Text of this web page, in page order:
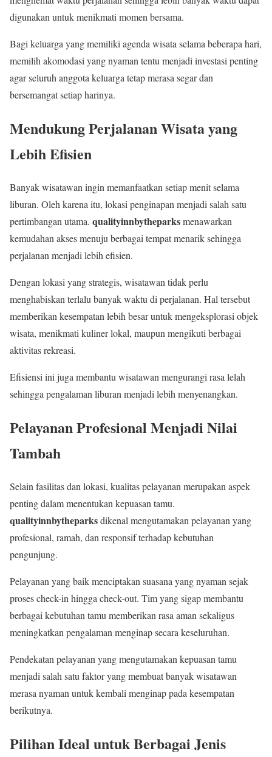
digunakan untuk menikmati momen bersama.
Bagi keluarga yang memiliki agenda wisata selama beberapa hari,
memilih akomodasi yang nyaman tentu menjadi investasi penting
agar seluruh anggota keluarga tetap merasa segar dan
bersemangat setiap harinya.
Mendukung Perjalanan Wisata yang
Lebih Efisien
Banyak wisatawan ingin memanfaatkan setiap menit selama
liburan. Oleh karena itu, lokasi penginapan menjadi salah satu
pertimbangan utama. qualityinnbytheparksmenawarkan
kemudahan akses menuju berbagai tempat menarik sehingga
perjalanan menjadi lebih efisien.
Dengan lokasi yang strategis, wisatawan tidak perlu
menghabiskan terlalu banyak waktu di perjalanan. Hal tersebut
memberikan kesempatan lebih besar untuk mengeksplorasi objek
wisata, menikmati kuliner lokal, maupun mengikuti berbagai
aktivitas rekreasi.
Efisiensi ini juga membantu wisatawan mengurangi rasa lelah
sehingga pengalaman liburan menjadi lebih menyenangkan.
Pelayanan Profesional Menjadi Nilai
Tambah
Selain fasilitas dan lokasi, kualitas pelayanan merupakan aspek
penting dalam menentukan kepuasan tamu.
qualityinnbytheparksdikenal mengutamakan pelayanan yang
profesional, ramah, dan responsif terhadap kebutuhan
pengunjung.
Pelayanan yang baik menciptakan suasana yang nyaman sejak
proses check-in hingga check-out. Tim yang sigap membantu
berbagai kebutuhan tamu memberikan rasa aman sekaligus
meningkatkan pengalaman menginap secara keseluruhan.
Pendekatan pelayanan yang mengutamakan kepuasan tamu
menjadi salah satu faktor yang membuat banyak wisatawan
merasa nyaman untuk kembali menginap pada kesempatan
berikutnya.
Pilihan Ideal untuk Berbagai Jenis